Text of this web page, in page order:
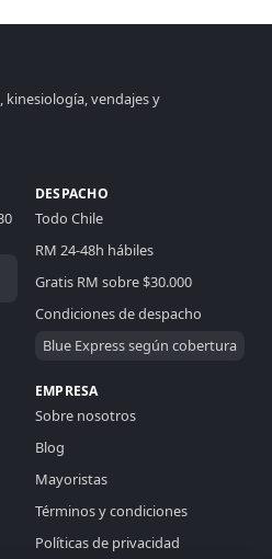
kinesiología, vendajes y
DESPACHO
Todo Chile
RM 24-48h hábiles
Gratis RM sobre $30.000
Condiciones de despacho
Blue Express según cobertura
EMPRESA
Sobre nosotros
Blog
Mayoristas
Términos y condiciones
Políticas de privacidad
aquí: puedo ayudarte
opciones, revisar
o compras